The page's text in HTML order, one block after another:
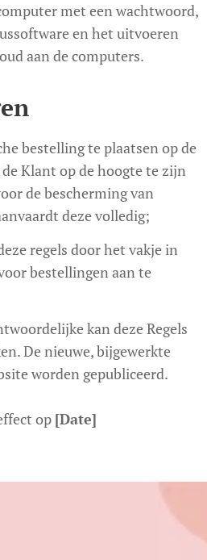
met een wachtwoord,
en het uitvoeren
aan de computers.
bestelling te plaatsen op de
Klant op de hoogte te zijn
de bescherming van
deze volledig;
regels door het vakje in
bestellingen aan te
kan deze Regels
De nieuwe, bijgewerkte
worden gepubliceerd.
op [Date]